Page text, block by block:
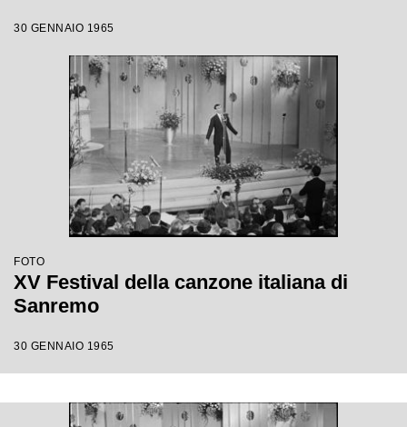
30 GENNAIO 1965
FOTO
XV Festival della canzone italiana di
Sanremo
30 GENNAIO 1965